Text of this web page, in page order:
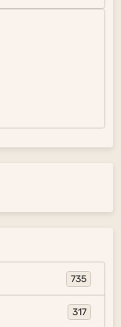
735
317